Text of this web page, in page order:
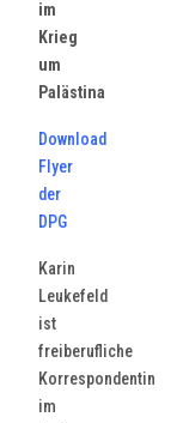
im
Krieg
um
Palästina
Download
Flyer
der
DPG
Karin
Leukefeld
ist
freiberufliche
Korrespondentin
im